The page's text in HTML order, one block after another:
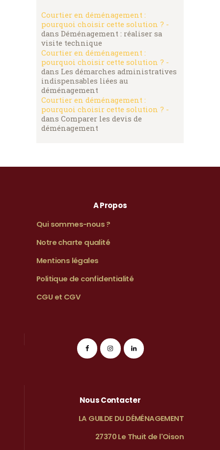
Courtier en déménagement :
pourquoi choisir cette solution ? -
dans Déménagement : réaliser sa
visite technique
Courtier en déménagement :
pourquoi choisir cette solution ? -
dans Les démarches administratives
indispensables liées au
déménagement
Courtier en déménagement :
pourquoi choisir cette solution ? -
dans Comparer les devis de
déménagement
A Propos
Qui sommes-nous ?
Notre charte qualité
Mentions légales
Politique de confidentialité
CGU et CGV
Nous Contacter
LA GUILDE DU DÉMÉNAGEMENT
27370 Le Thuit de l'Oison